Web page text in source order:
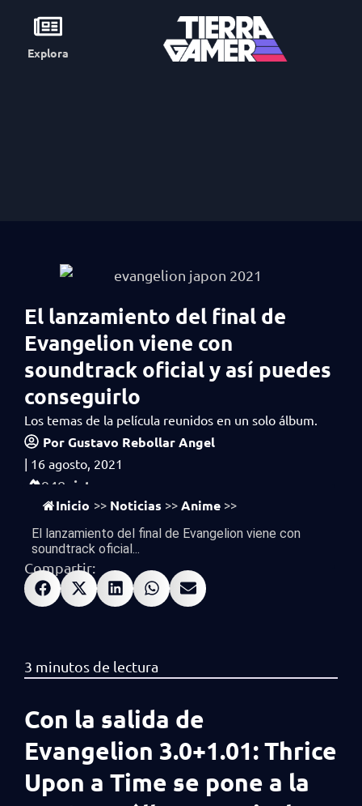
Explora
El lanzamiento del final de
Evangelion viene con
soundtrack oficial y así puedes
conseguirlo
Los temas de la película reunidos en un solo álbum.
PorGustavo Rebollar Angel
| 16 agosto, 2021
948 vistas
Inicio >> Noticias >> Anime >>
El lanzamiento del final de Evangelion viene con
soundtrack oficial...
Compartir:
Con la salida de
Evangelion 3.0+1.01: Thrice
Upon a Time se pone a la